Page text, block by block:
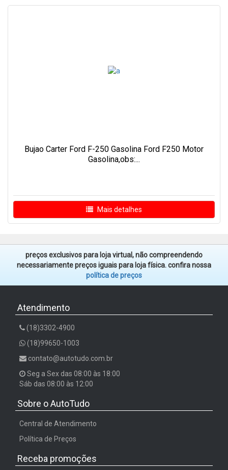
Bujao Carter Ford F-250 Gasolina Ford F250 Motor
Gasolina,obs:...
Mais detalhes
preços exclusivos para loja virtual, não compreendendo
necessariamente preços iguais para loja física. confira nossa
política de preços
Atendimento
(18)3302-4900
(18)99650-1003
contato@autotudo.com.br
Seg a Sex das 08:00 às 18:00
Sáb das 08:00 às 12:00
Sobre o AutoTudo
Central de Atendimento
Política de Preços
Receba promoções